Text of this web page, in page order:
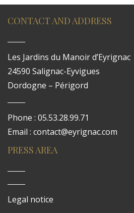
CONTACT AND ADDRESS
Les Jardins du Manoir d’Eyrignac
24590 Salignac-Eyvigues
Dordogne – Périgord
Phone : 05.53.28.99.71
Email : contact@eyrignac.com
PRESS AREA
Legal notice